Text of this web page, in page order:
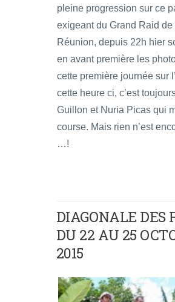
pleine progression sur ce
exigeant du Grand Raid de
Réunion, depuis 22h hier
en avant première les
cette première journée sur
cette heure ci, c’est
Guillon et Nuria Picas qui
course. Mais rien n’est
…!
DIAGONALE DES
DU 22 AU 25
2015